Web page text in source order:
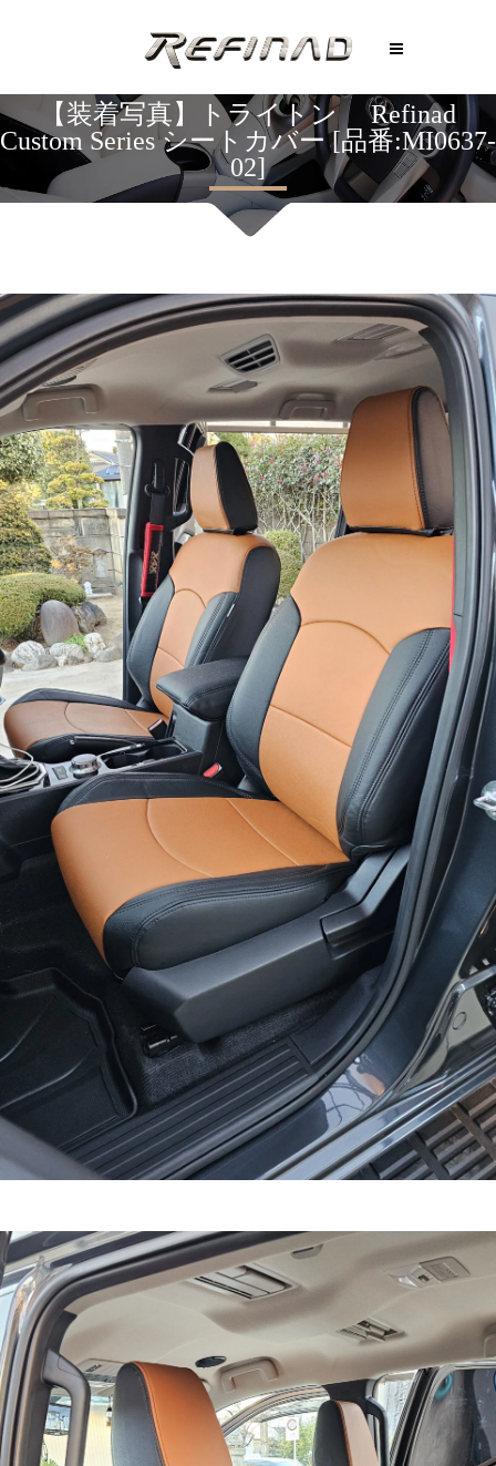
【装着写真】トライトン Refinad
Custom Series シートカバー [品番:MI0637-
02]